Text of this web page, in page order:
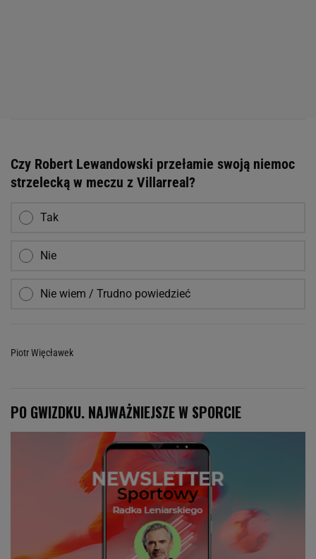
Czy Robert Lewandowski przełamie swoją niemoc
strzelecką w meczu z Villarreal?
Tak
Nie
Nie wiem / Trudno powiedzieć
Piotr Więcławek